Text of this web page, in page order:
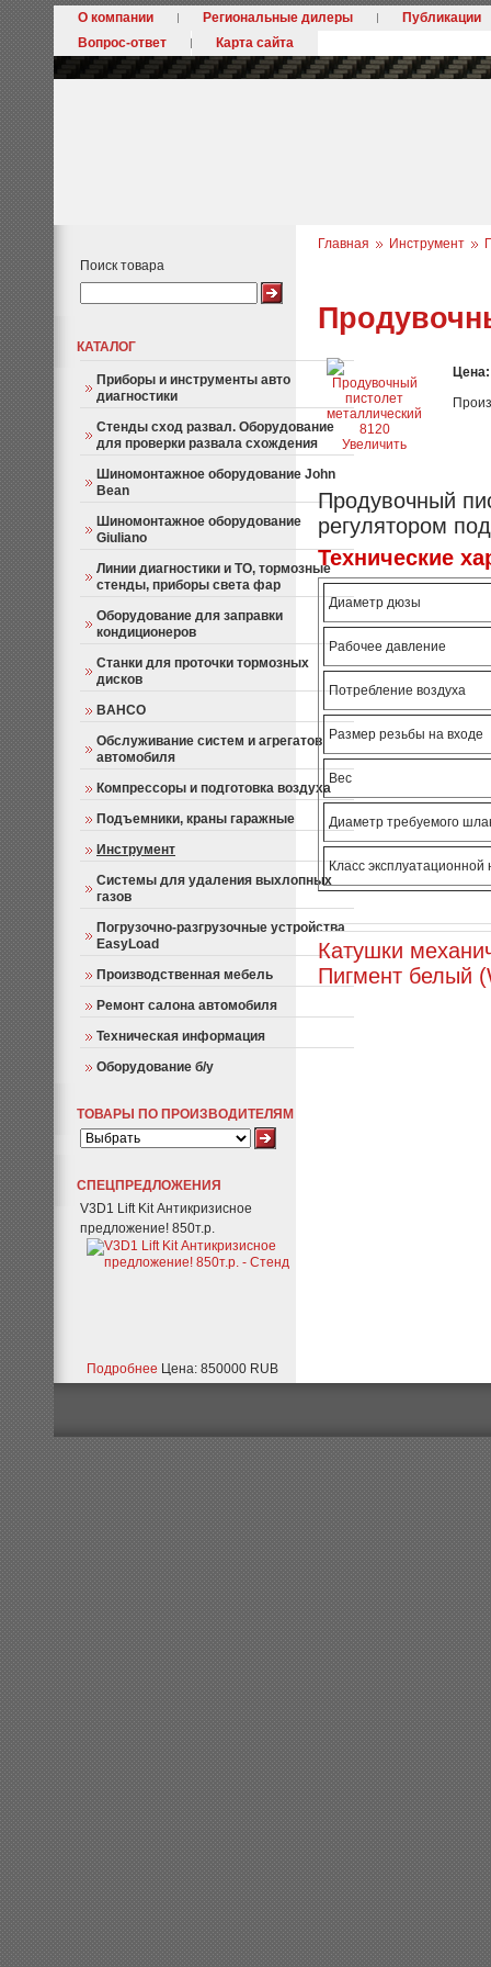
О компании Региональные дилеры
Публикации
Вопрос-ответ
Карта сайта
Поиск товара
КАТАЛОГ
Приборы и инструменты авто
диагностики
Стенды сход развал. Оборудование
для проверки развала схождения
Шиномонтажное оборудование John
Bean
Шиномонтажное оборудование
Giuliano
Линии диагностики и ТО, тормозные
стенды, приборы света фар
Оборудование для заправки
кондиционеров
Станки для проточки тормозных
дисков
BAHCO
Обслуживание систем и агрегатов
автомобиля
Компрессоры и подготовка воздуха
Подъемники, краны гаражные
Инструмент
Системы для удаления выхлопных
газов
Погрузочно-разгрузочные устройства
EasyLoad
Производственная мебель
Ремонт салона автомобиля
Техническая информация
Оборудование б/у
ТОВАРЫ ПО ПРОИЗВОДИТЕЛЯМ
СПЕЦПРЕДЛОЖЕНИЯ
V3D1 Lift Kit Антикризисное
предложение! 850т.р.
Подробнее Цена: 850000 RUB
Главная Инструмент
Увеличить
Продувочный
регулятором
Технические
Диаметр дюзы
Рабочее давление
Потребление воздуха
Размер резьбы на входе
Вес
Диаметр требуемого
Класс эксплуатационной
Катушки
Пигмент белый